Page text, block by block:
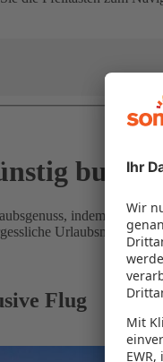
indem Flug
Urlaubsmomente
Flug